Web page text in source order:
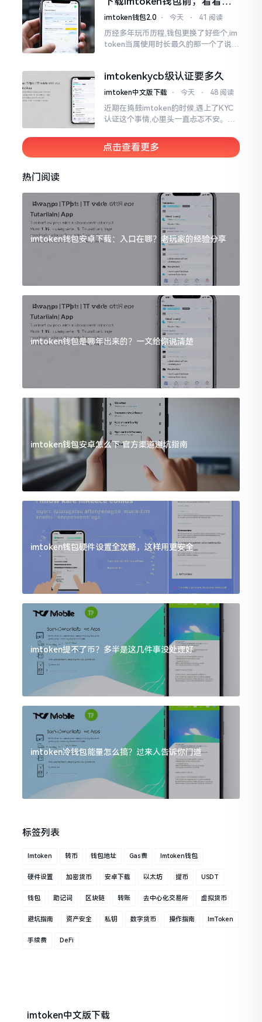
议
用户都咋说
imtoken钱包2.0 ⋅ 今天 ⋅ 41 阅读
历经多年玩币历程,钱包更换了好些个,im
token当属使用时长最久的那一个了说实
imtokenkycb级认证要多久
imtoken中文版下载 ⋅ 今天 ⋅ 48 阅读
近期在捣鼓imtoken的时候,遇上了KYC
认证这个事情,心里头一直忐忑不安。B
一番,也向几位玩币的朋友打听了下,大家
说的都不一样
点击查看更多
热门阅读
imtoken钱包安卓下载：入口在哪？老玩家的经验分享
imtoken钱包是哪年出来的？一文给你说清楚
imtoken钱包安卓怎么下 官方渠道避坑指南
imtoken钱包硬件设置全攻略，这样用更安全
imtoken提不了币？多半是这几件事没处理好
imtoken冷钱包能量怎么搞？过来人告诉你门道
标签列表
Imtoken 转币 钱包地址 Gas费 Imtoken钱包
硬件设置 加密货币 安卓下载 以太坊 提币 USDT
钱包 助记词 区块链 转账 去中心化交易所 虚拟货币
避坑指南 资产安全 私钥 数字货币 操作指南 ImToken
手续费 DeFi
imtoken中文版下载